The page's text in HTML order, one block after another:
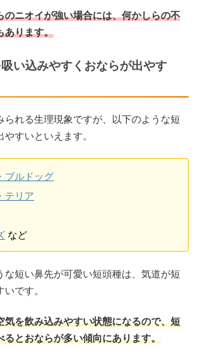
のニオイが強い場合には、何かしらの不
あります。
い込みやすくおならが出やす
られる生理現象ですが、以下のような短
すいといえます。
ブルドッグ
テリア
など
な短い鼻先が可愛い短頭種は、気道が短
です。
気を飲み込みやすい状態になるので、短
るとおならが多い傾向にあります。